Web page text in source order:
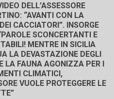
DELL’ASSESSORE
“AVANTI CON LA
CACCIATORI”. INSORGE
SCONCERTANTI E
MENTRE IN SICILIA
LA DEVASTAZIONE DEGLI
LA FAUNA AGONIZZA PER I
CLIMATICI,
VUOLE PROTEGGERE LE